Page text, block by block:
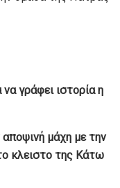
γράφει ιστορία η
αποψινή μάχη με την
κλειστο της Κάτω